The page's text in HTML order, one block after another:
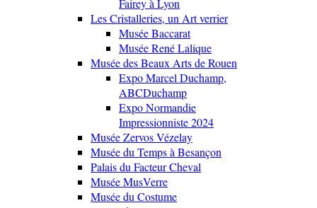
Fairey à Lyon
Les Cristalleries, un Art verrier
Musée Baccarat
Musée René Lalique
Musée des Beaux Arts de Rouen
Expo Marcel Duchamp,
ABCDuchamp
Expo Normandie
Impressionniste 2024
Musée Zervos Vézelay
Musée du Temps à Besançon
Palais du Facteur Cheval
Musée MusVerre
Musée du Costume